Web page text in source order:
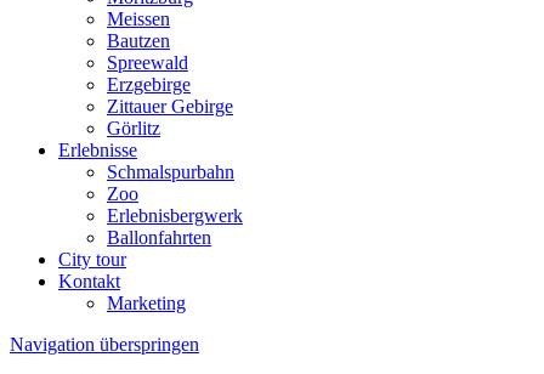
Meissen
Bautzen
Spreewald
Erzgebirge
Zittauer Gebirge
Görlitz
Erlebnisse
Schmalspurbahn
Zoo
Erlebnisbergwerk
Ballonfahrten
City tour
Kontakt
Marketing
Navigation überspringen